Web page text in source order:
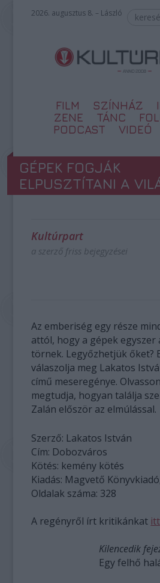
2026. augusztus 8. – László
FILM SZÍNHÁZ
ZENE
TÁNC
PODCAST
VIDEÓ
GÉPEK FOGJÁK
ELPUSZTÍTANI A
Kultúrpart
a szerző friss bejegyzései
Az emberiség egy része
attól, hogy a gépek egyszer
törnek. Legyőzhetjük őket?
válaszolja meg Lakatos
című meseregénye.
megtudja, hogyan találja
Zalán először az elmúlással.
Szerző: Lakatos István
Cím: Dobozváros
Kötés: kemény kötés
Kiadás: Magvető
Oldalak száma: 328
A regényről írt kritikánkat itt
Kilencedik
Egy felhő